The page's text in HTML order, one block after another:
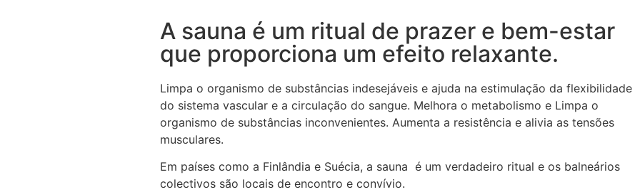
A sauna é um ritual de prazer e bem-estar
que proporciona um efeito relaxante.
Limpa o organismo de substâncias indesejáveis e ajuda na estimulação da flexibilidade
do sistema vascular e a circulação do sangue. Melhora o metabolismo e Limpa o
organismo de substâncias inconvenientes. Aumenta a resistência e alivia as tensões
musculares.
Em países como a Finlândia e Suécia, a sauna é um verdadeiro ritual e os balneários
colectivos são locais de encontro e convívio.